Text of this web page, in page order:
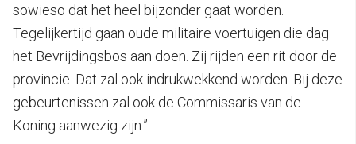
sowieso dat het heel bijzonder gaat worden.
Tegelijkertijd gaan oude militaire voertuigen die dag
het Bevrijdingsbos aan doen. Zij rijden een rit door de
provincie. Dat zal ook indrukwekkend worden. Bij deze
gebeurtenissen zal ook de Commissaris van de
Koning aanwezig zijn.”